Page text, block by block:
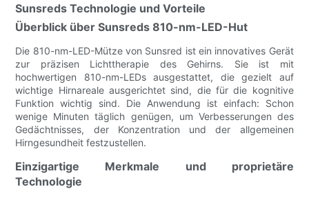
Sunsreds Technologie und Vorteile
Überblick über Sunsreds 810-nm-LED-Hut
Die 810-nm-LED-Mütze von Sunsred ist ein innovatives Gerät
zur präzisen Lichttherapie des Gehirns. Sie ist mit
hochwertigen 810-nm-LEDs ausgestattet, die gezielt auf
wichtige Hirnareale ausgerichtet sind, die für die kognitive
Funktion wichtig sind. Die Anwendung ist einfach: Schon
wenige Minuten täglich genügen, um Verbesserungen des
Gedächtnisses, der Konzentration und der allgemeinen
Hirngesundheit festzustellen.
Einzigartige Merkmale und proprietäre
Technologie